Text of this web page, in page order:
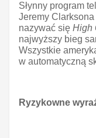
Słynny program
Jeremy Clarksona
nazywać się High
najwyższy bieg
Wszystkie
w automatyczną
Ryzykowne